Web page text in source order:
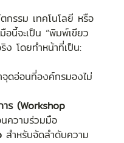
รรม เทคโนโลยี หรือ
นี้จะเป็น “พิมพ์เขียว
ง โดยทำหน้าที่เป็น:
จุดอ่อนที่องค์กรมองไม่
าร (Workshop
ความร่วมมือ
สำหรับจัดลำดับความ